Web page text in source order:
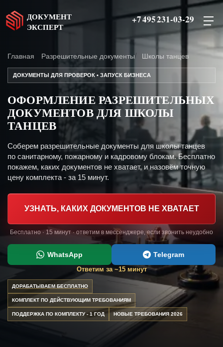
ДОКУМЕНТ
ЭКСПЕРТ
+7 495 231-03-29
Главная Разрешительные документы Школы танцев
ДОКУМЕНТЫ ДЛЯ ПРОВЕРОК • ЗАПУСК БИЗНЕСА
ОФОРМЛЕНИЕ РАЗРЕШИТЕЛЬНЫХ
ДОКУМЕНТОВ ДЛЯ ШКОЛЫ
ТАНЦЕВ
Соберем разрешительные документы для школы танцев
по санитарному, пожарному и кадровому блокам. Бесплатно
покажем, каких документов не хватает, и назовём точную
цену комплекта - за 15 минут.
УЗНАТЬ, КАКИХ ДОКУМЕНТОВ НЕ ХВАТАЕТ
Бесплатно · 15 минут · ответим в мессенджере, если звонить неудобно
WhatsApp Telegram
Ответим за ~15 минут
ДОРАБАТЫВАЕМ БЕСПЛАТНО
КОМПЛЕКТ ПО ДЕЙСТВУЮЩИМ ТРЕБОВАНИЯМ
ПОДДЕРЖКА ПО КОМПЛЕКТУ - 1 ГОД НОВЫЕ ТРЕБОВАНИЯ 2026